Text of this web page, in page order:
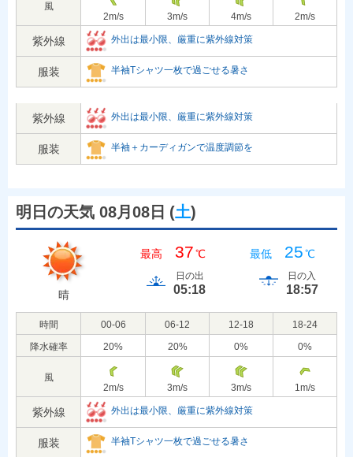
風
2m/s 3m/s 4m/s 2m/s
紫外線 外出は最小限、厳重に紫外線対策
服装 半袖Tシャツ一枚で過ごせる暑さ
紫外線 外出は最小限、厳重に紫外線対策
服装 半袖＋カーディガンで温度調節を
明日の天気 08月08日 (土)
晴
最高 37℃ 最低 25℃
日の出
05:18
日の入
18:57
時間 00-06 06-12 12-18
18-24
降水確率
20% 20% 0% 0%
風
2m/s 3m/s 3m/s 1m/s
紫外線 外出は最小限、厳重に紫外線対策
服装 半袖Tシャツ一枚で過ごせる暑さ